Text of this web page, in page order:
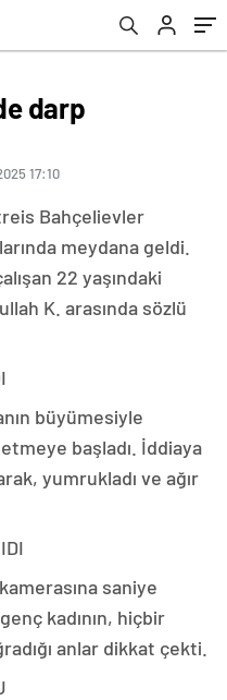
darp
17:10
Bahçelievler
meydana geldi.
22 yaşındaki
K. arasında sözlü
büyümesiyle
başladı. İddiaya
yumrukladı ve ağır
saniye
kadının, hiçbir
anlar dikkat çekti.